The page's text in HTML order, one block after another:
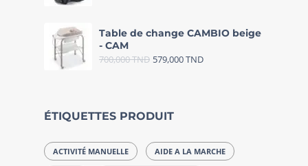
Table de change CAMBIO beige
- CAM
700,000TND 579,000TND
ÉTIQUETTES PRODUIT
ACTIVITÉ MANUELLE AIDE A LA MARCHE